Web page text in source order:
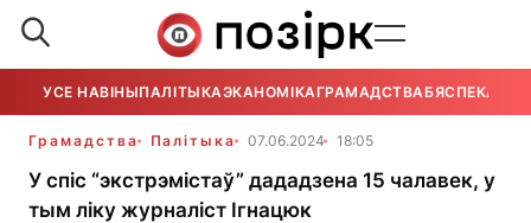
УСЕ НАВІНЫПАЛІТЫКАЭКАНОМІКАГРАМАДСТВАБЯСПЕКА
Грамадства Палітыка 07.06.2024 18:05
У спіс “экстрэмістаў” дададзена 15 чалавек, у
тым ліку журналіст Ігнацюк